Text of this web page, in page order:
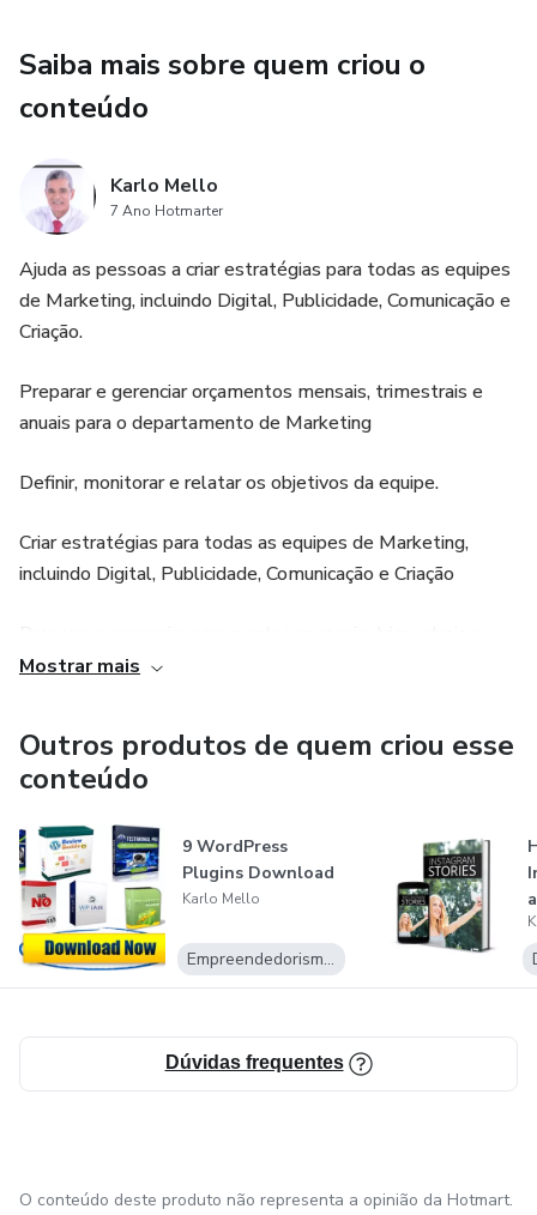
Saiba mais sobre quem criou o
conteúdo
Karlo Mello
7 Ano Hotmarter
Ajuda as pessoas a criar estratégias para todas as equipes
de Marketing, incluindo Digital, Publicidade, Comunicação e
Criação.
Preparar e gerenciar orçamentos mensais, trimestrais e
anuais para o departamento de Marketing
Definir, monitorar e relatar os objetivos da equipe.
Criar estratégias para todas as equipes de Marketing,
incluindo Digital, Publicidade, Comunicação e Criação
anuais para o departamento de Marketing
Criar estratégias de marca, posicionamento e preço.
O QUE VOCÊ GOSTARIA DE APRENDER?
Aumente sua experiência em negócios, tecnologia e
desenvolvimento pessoal
https://newbusinesscourse.sitecoursepro.com/
Mostrar mais
Outros produtos de quem criou esse
conteúdo
9 WordPress
Plugins Download
Karlo Mello
Empreendedorismo Digital
Dúvidas frequentes
O conteúdo deste produto não representa a opinião da Hotmart.